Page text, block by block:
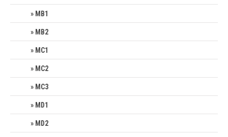
MB1
MB2
MC1
MC2
MC3
MD1
MD2